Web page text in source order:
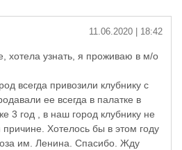
11.06.2020 | 18:42
хотела узнать, я проживаю в м/о
всегда привозили клубнику с
ее всегда в палатке в
3 год , в наш город клубнику не
Хотелось бы в этом году
им. Ленина. Спасибо. Жду